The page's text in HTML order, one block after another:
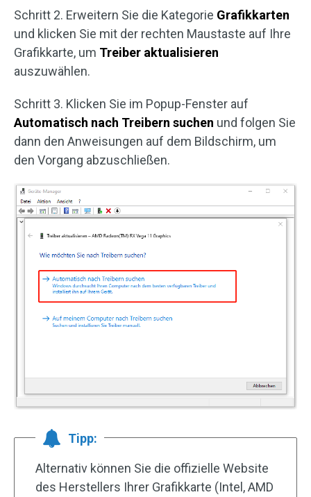
Schritt 2. Erweitern Sie die Kategorie Grafikkarten
und klicken Sie mit der rechten Maustaste auf Ihre
Grafikkarte, um Treiber aktualisieren
auszuwählen.
Schritt 3. Klicken Sie im Popup-Fenster auf
Automatisch nach Treibern suchen und folgen Sie
dann den Anweisungen auf dem Bildschirm, um
den Vorgang abzuschließen.
Tipp:
Alternativ können Sie die offizielle Website
des Herstellers Ihrer Grafikkarte (Intel, AMD